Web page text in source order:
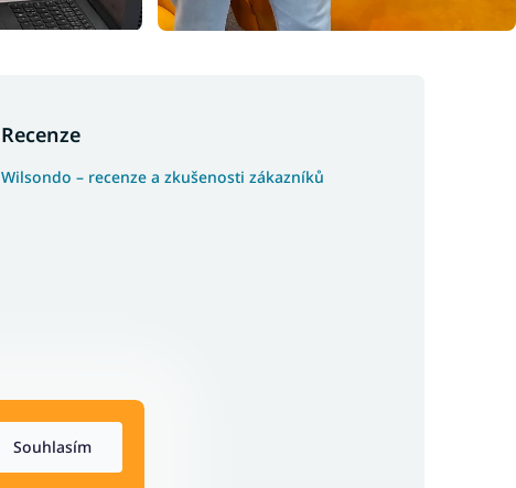
Souhlasím
Recenze
Wilsondo – recenze a zkušenosti zákazníků